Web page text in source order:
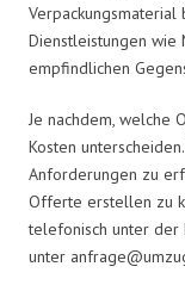
Dienstleistungen
empfindlichen
Je nachdem, welche
Kosten
Anforderungen zu
Offerte erstellen zu
telefonisch unter
unter